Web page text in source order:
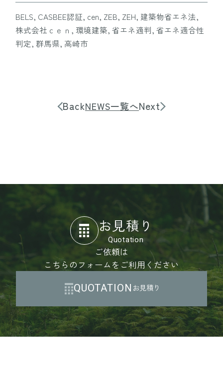
BELS, CASBEE認証, cen, ZEB, ZEH, 建築物省エネ法,
株式会社ｃｅｎ, 環境建築, 省エネ適判, 省エネ適合性
判定, 群馬県, 高崎市
BackNEWS一覧へNext
お見積り
Quotation
ご依頼は
こちらのフォームをご利用ください
QUOTATION お見積り